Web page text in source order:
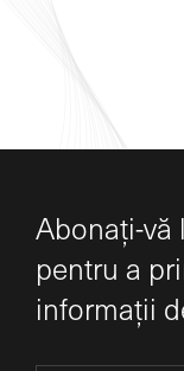
Abonați-vă
pentru a
informații